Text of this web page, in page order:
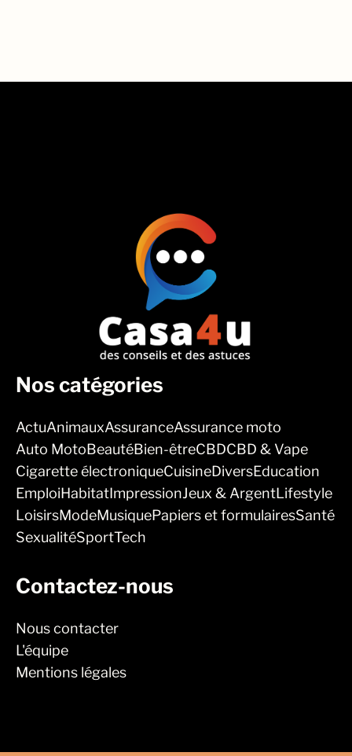
Nos catégories
ActuAnimauxAssuranceAssurance moto
Auto MotoBeautéBien-êtreCBDCBD & Vape
Cigarette électroniqueCuisineDiversEducation
EmploiHabitatImpressionJeux & ArgentLifestyle
LoisirsModeMusiquePapiers et formulairesSanté
SexualitéSportTech
Contactez-nous
Nous contacter
L'équipe
Mentions légales